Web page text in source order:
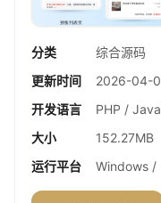
分类
综合源码
更新时间
2026-04-
开发语言
PHP /
大小
152.27MB
运行平台
Windows /